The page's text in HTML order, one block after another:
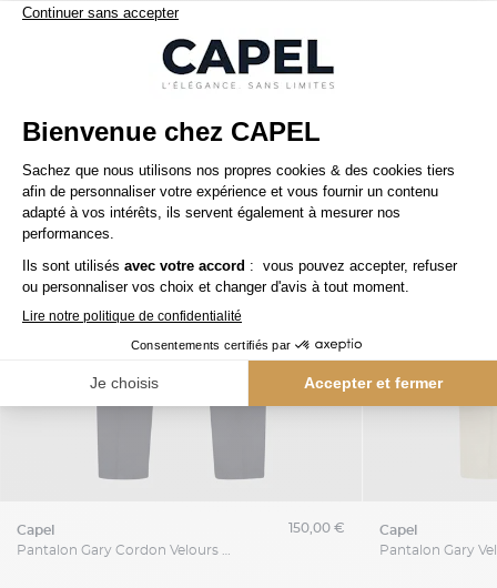
Nos clients aiment aussi
capel
Pantalon Gary Cordon Velours Capel Grande Taille
150,00 € capel